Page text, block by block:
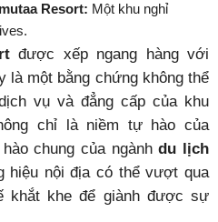
Resort: Một khu nghỉ
được xếp ngang hàng với
là một bằng chứng không thể
vụ và đẳng cấp của khu
chỉ là niềm tự hào của
chung của ngànhdu lịch
hiệu nội địa có thể vượt qua
khắt khe để giành được sự